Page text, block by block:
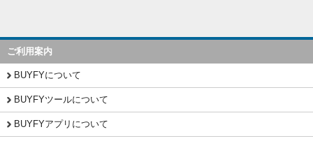
ご利用案内
BUYFYについて
BUYFYツールについて
BUYFYアプリについて